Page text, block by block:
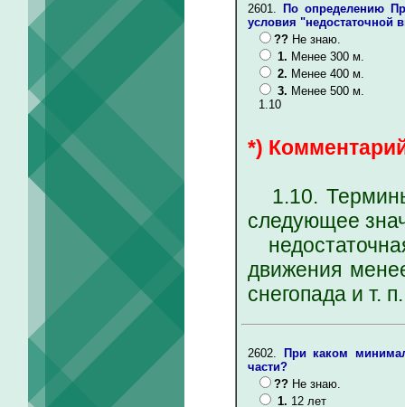
2601.
По определению
условия "недостаточной
?? Не знаю.
1. Менее 300 м.
2. Менее 400 м.
3. Менее 500 м.
1.10
*)
1.10.
следующее
движения
снегопада и т.
2602.
При каком
части?
?? Не знаю.
1. 12 лет